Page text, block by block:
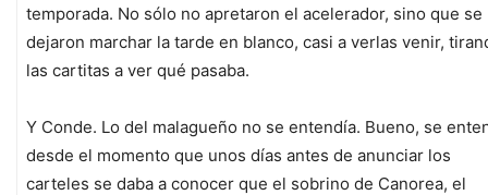
temporada. No sólo no apretaron el acelerador, sino que se
dejaron marchar la tarde en blanco, casi a verlas venir,
las cartitas a ver qué pasaba.
Y Conde. Lo del malagueño no se entendía. Bueno, se
desde el momento que unos días antes de anunciar los
carteles se daba a conocer que el sobrino de Canorea, el